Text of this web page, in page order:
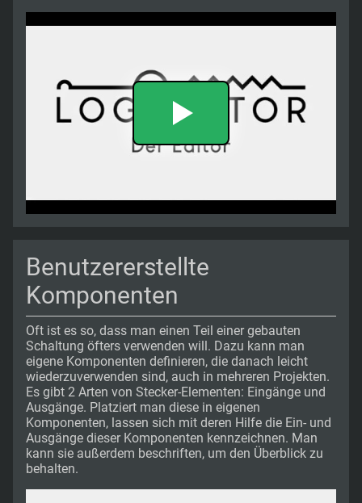
Benutzererstellte
Komponenten
Oft ist es so, dass man einen Teil einer gebauten
Schaltung öfters verwenden will. Dazu kann man
eigene Komponenten definieren, die danach leicht
wiederzuverwenden sind, auch in mehreren Projekten.
Es gibt 2 Arten von Stecker-Elementen: Eingänge und
Ausgänge. Platziert man diese in eigenen
Komponenten, lassen sich mit deren Hilfe die Ein- und
Ausgänge dieser Komponenten kennzeichnen. Man
kann sie außerdem beschriften, um den Überblick zu
behalten.